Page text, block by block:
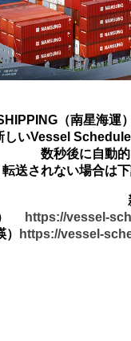
（南星海運
しいVessel
数秒後に自動
転送されない場合は
）
https://vessel-
https://vessel-